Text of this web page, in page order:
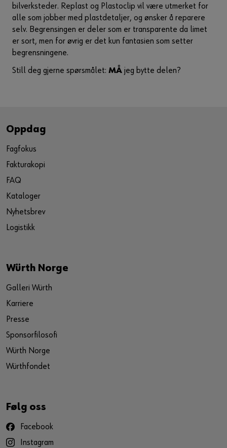
bilverksteder. Replast og Plastoclip vil være utmerket for
alle som jobber med plastdetaljer, og ønsker å reparere
selv. Begrensingen er deler som er transparente da limet
er sort, men for øvrig er det kun fantasien som setter
begrensningene.
Still deg gjerne spørsmålet: MÅ jeg bytte delen?
Oppdag
Fagfokus
Fakturakopi
FAQ
Kataloger
Nyhetsbrev
Logistikk
Würth Norge
Galleri Würth
Karriere
Presse
Sponsorfilosofi
Würth Norge
Würthfondet
Følg oss
Facebook
Instagram